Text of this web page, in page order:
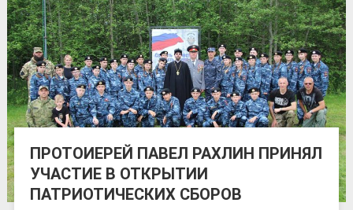
ПРОТОИЕРЕЙ ПАВЕЛ РАХЛИН ПРИНЯЛ
УЧАСТИЕ В ОТКРЫТИИ
ПАТРИОТИЧЕСКИХ СБОРОВ